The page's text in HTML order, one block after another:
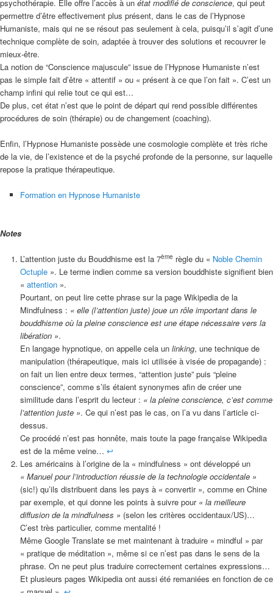
psychothérapie. Elle offre l’accès à un état modifié de conscience, qui peut
permettre d’être effectivement plus présent, dans le cas de l’Hypnose
Humaniste, mais qui ne se résout pas seulement à cela, puisqu’il s’agit d’une
technique complète de soin, adaptée à trouver des solutions et recouvrer le
mieux-être.
La notion de “Conscience majuscule” issue de l’Hypnose Humaniste n’est
pas le simple fait d’être « attentif » ou « présent à ce que l’on fait ». C’est un
champ infini qui relie tout ce qui est…
De plus, cet état n’est que le point de départ qui rend possible différentes
procédures de soin (thérapie) ou de changement (coaching).
Enfin, l’Hypnose Humaniste possède une cosmologie complète et très riche
de la vie, de l’existence et de la psyché profonde de la personne, sur laquelle
repose la pratique thérapeutique.
Formation en Hypnose Humaniste
Notes
L’attention juste du Bouddhisme est la 7ème règle du « Noble Chemin
Octuple». Le terme indien comme sa version bouddhiste signifient bien
« attention».
Pourtant, on peut lire cette phrase sur la page Wikipedia de la
Mindfulness : « elle (l’attention juste) joue un rôle important dans le
bouddhisme où la pleine conscience est une étape nécessaire vers la
libération ».
En langage hypnotique, on appelle cela un linking, une technique de
manipulation (thérapeutique, mais ici utilisée à visée de propagande) :
on fait un lien entre deux termes, “attention juste” puis “pleine
conscience”, comme s’ils étaient synonymes afin de créer une
similitude dans l’esprit du lecteur : « la pleine conscience, c’est comme
l’attention juste ». Ce qui n’est pas le cas, on l’a vu dans l’article ci-
dessus.
Ce procédé n’est pas honnête, mais toute la page française Wikipedia
est de la même veine… ↩︎
Les américains à l’origine de la « mindfulness » ont développé un
« Manuel pour l’introduction réussie de la technologie occidentale »
(sic!) qu’ils distribuent dans les pays à « convertir », comme en Chine
par exemple, et qui donne les points à suivre pour « la meilleure
diffusion de la mindfulness » (selon les critères occidentaux/US)…
C’est très particulier, comme mentalité !
Même Google Translate se met maintenant à traduire « mindful » par
« pratique de méditation », même si ce n’est pas dans le sens de la
phrase. On ne peut plus traduire correctement certaines expressions…
Et plusieurs pages Wikipedia ont aussi été remaniées en fonction de ce